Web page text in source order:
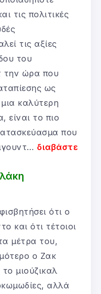
τις πολιτικές
τις αξίες
του
την ώρα που
ως
καλύτερη
είναι το πιο
που
διαβάστε
ότι ο
και ότι τέτοιοι
μέτρα του,
ο Ζακ
μιούζικαλ
αλλά